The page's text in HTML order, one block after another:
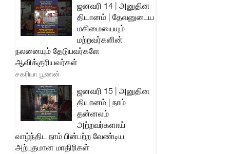
ஜனவரி 14 | அனுதின
தியானம் | தேவனுடைய
மகிமையையும்
மற்றவர்களின்
நலனையும் தேடுபவர்களே
ஆவிக்குரியவர்கள்
சகரியா பூணன்
ஜனவரி 15 | அனுதின
தியானம் | நாம்
தன்னலம்
அற்றவர்களாய்
வாழ்ந்திட நாம் பின்பற்ற வேண்டிய
அற்புதமான மாதிரிகள்